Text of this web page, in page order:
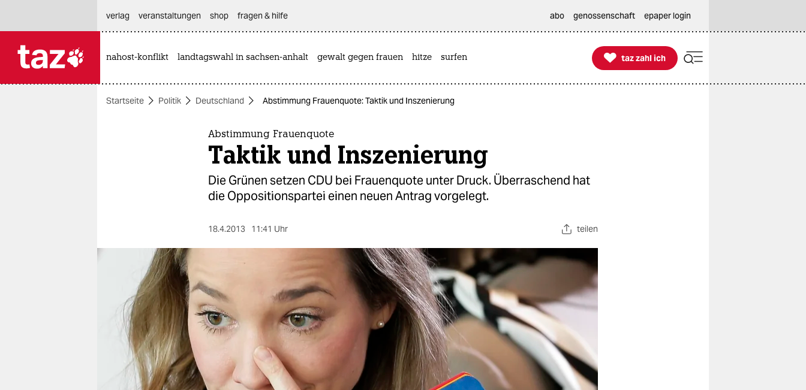
themen
nord
wahrheit
verlag
verlag
veranstaltungen shop fragen & hilfe abo genossenschaft epaper login
nahost-konflikt landtagswahl in sachsen-anhalt gewalt gegen frauen hitze surfen 
taz zahl ich
taz zahl ich
Startseite Politik Deutschland Abstimmung Frauenquote: Taktik und Inszenierung
Abstimmung Frauenquote
Taktik und Inszenierung
Die Grünen setzen CDU bei Frauenquote unter Druck. Überraschend hat
die Oppositionspartei einen neuen Antrag vorgelegt.
18.4.2013 11:41 Uhr teilen